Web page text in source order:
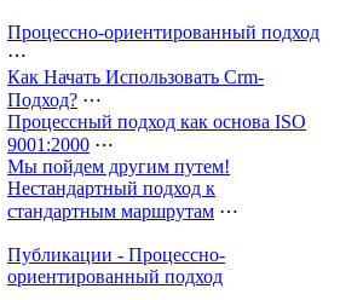
Процессно-ориентированный подход
⋯
Как Начать Использовать Crm-
Подход? ⋯
Процессный подход как основа ISO
9001:2000 ⋯
Мы пойдем другим путем!
Нестандартный подход к
стандартным маршрутам ⋯
Публикации - Процессно-
ориентированный подход